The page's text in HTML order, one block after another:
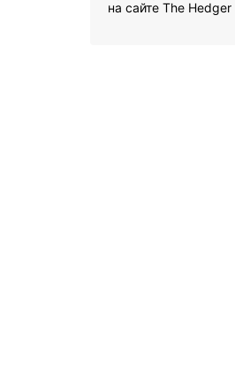
на сайте The Hedger